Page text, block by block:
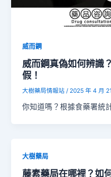
威而鋼
威而鋼真偽如何辨識
假！
大樹藥局情報站 / 2025 年 4 月
你知道嗎？根據食藥署統
大樹藥局
藤素藥局在哪裡？如